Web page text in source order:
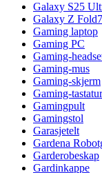
Galaxy S25
Galaxy Z Fold7
Gaming laptop
Gaming PC
Gaming-
Gaming-mus
Gaming-skjerm
Gaming-tastatur
Gamingpult
Gamingstol
Garasjetelt
Gardena
Garderobeskap
Gardinkappe